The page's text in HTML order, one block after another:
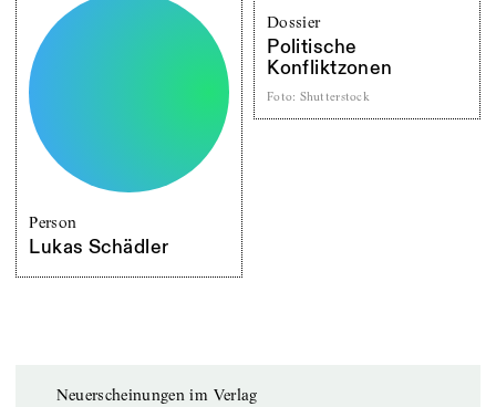
Person
Lukas Schädler
Dossier
Politische
Konfliktzonen
Foto: Shutterstock
Neuerscheinungen im Verlag